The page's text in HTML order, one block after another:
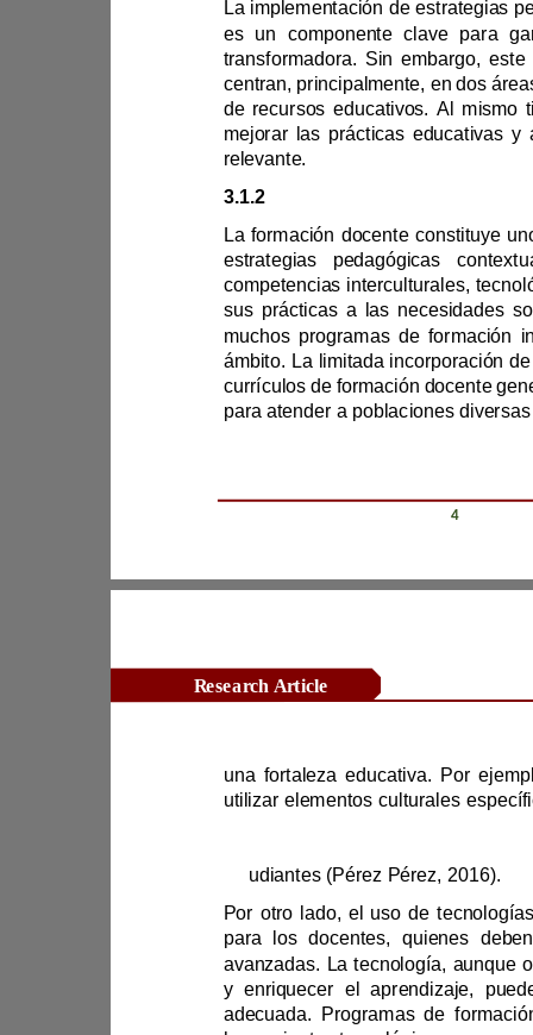
Revista Científica Zambos / Vol. 04
centran, prin
relevante.
muchos programas
para atender a poblac
Research Article
uti
udiantes ( Pérez Pérez 2016).